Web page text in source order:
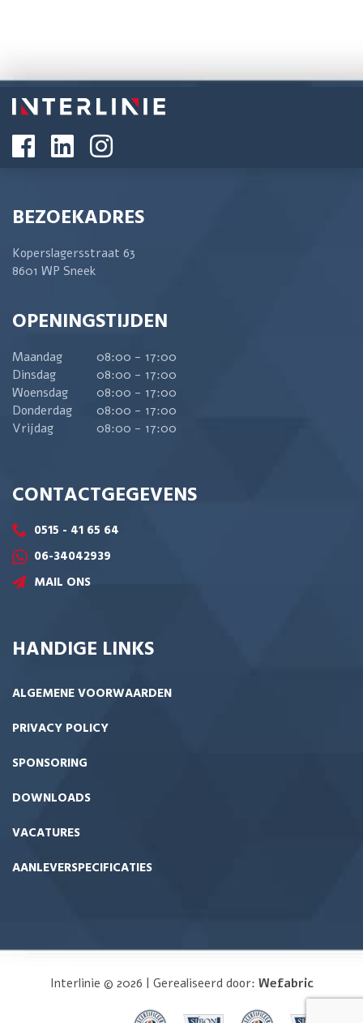
BEZOEKADRES
Koperslagersstraat 63
8601 WP Sneek
OPENINGSTIJDEN
Maandag
08:00 - 17:00
Dinsdag
08:00 - 17:00
Woensdag
08:00 - 17:00
Donderdag
08:00 - 17:00
Vrijdag
08:00 - 17:00
CONTACTGEGEVENS
0515 - 41 65 64
06-34042939
MAIL ONS
HANDIGE LINKS
ALGEMENE VOORWAARDEN
PRIVACY POLICY
SPONSORING
DOWNLOADS
VACATURES
AANLEVERSPECIFICATIES
Interlinie © 2026 | Gerealiseerd door: Wefabric